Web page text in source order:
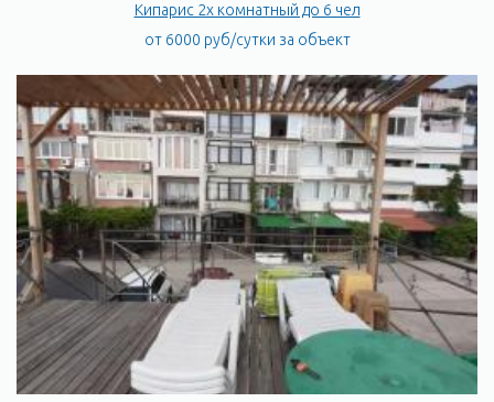
Кипарис 2х комнатный до 6 чел
от 6000 руб/сутки за объект